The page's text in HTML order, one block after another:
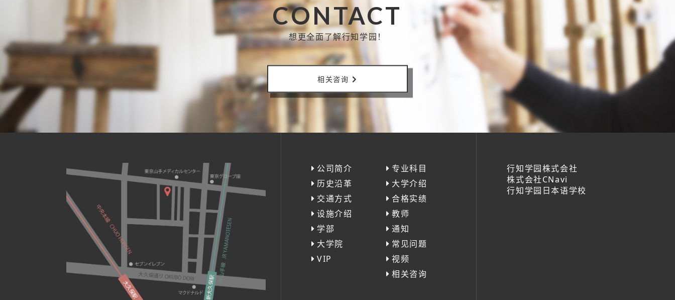
CONTACT
想更全面了解行知学园！
相关咨询
公司简介
历史沿革
交通方式
设施介绍
学部
大学院
VIP
专业科目
大学介绍
合格实绩
教师
通知
常见问题
视频
相关咨询
行知学园株式会社
株式会社CNavi
行知学园日本语学校